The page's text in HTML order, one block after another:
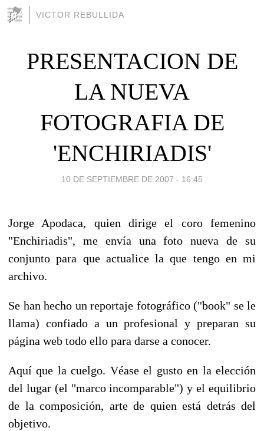
VICTOR REBULLIDA
PRESENTACION DE
LA NUEVA
FOTOGRAFIA DE
'ENCHIRIADIS'
10 DE SEPTIEMBRE DE 2007 - 16:45
Jorge Apodaca, quien dirige el coro femenino
"Enchiriadis", me envía una foto nueva de su
conjunto para que actualice la que tengo en mi
archivo.
Se han hecho un reportaje fotográfico ("book" se le
llama) confiado a un profesional y preparan su
página web todo ello para darse a conocer.
Aquí que la cuelgo. Véase el gusto en la elección
del lugar (el "marco incomparable") y el equilibrio
de la composición, arte de quien está detrás del
objetivo.